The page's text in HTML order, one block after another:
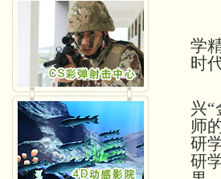
学
时
兴
师
研
研